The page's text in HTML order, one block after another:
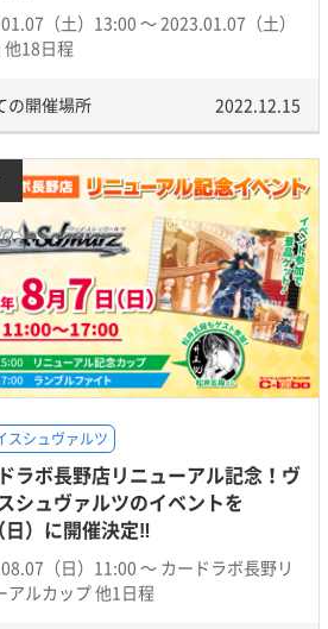
（土）13:00 〜 2023.01.07（土）
他18日程
の開催場所 2022.12.15
スシュヴァルツ
ラボ長野店リニューアル記念！ヴ
シュヴァルツのイベントを
）に開催決定‼
（日）11:00 〜 カードラボ長野リ
アルカップ 他1日程